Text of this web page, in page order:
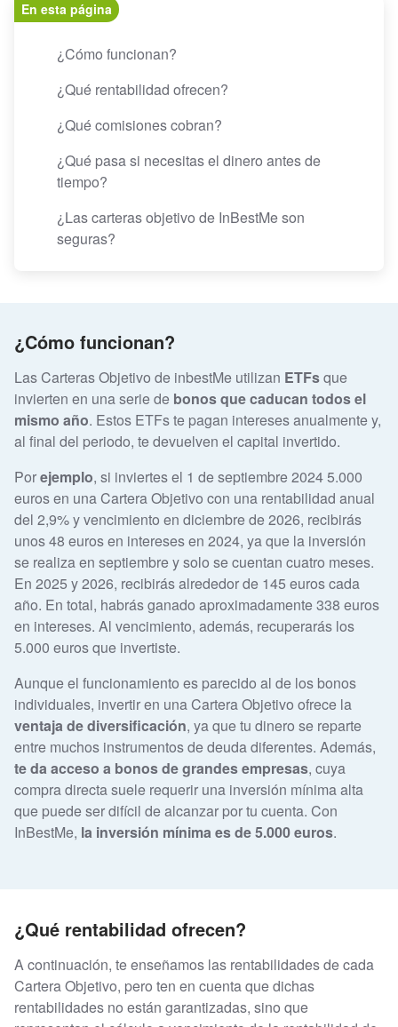
En esta página
¿Cómo funcionan?
¿Qué rentabilidad ofrecen?
¿Qué comisiones cobran?
¿Qué pasa si necesitas el dinero antes de
tiempo?
¿Las carteras objetivo de InBestMe son
seguras?
¿Cómo funcionan?
Las Carteras Objetivo de inbestMe utilizan ETFsque
invierten en una serie de bonos que caducan todos el
mismo año. Estos ETFs te pagan intereses anualmente y,
al final del periodo, te devuelven el capital invertido.
Porejemplo, si inviertes el 1 de septiembre 2024 5.000
euros en una Cartera Objetivo con una rentabilidad anual
del 2,9% y vencimiento en diciembre de 2026, recibirás
unos 48 euros en intereses en 2024, ya que la inversión
se realiza en septiembre y solo se cuentan cuatro meses.
En 2025 y 2026, recibirás alrededor de 145 euros cada
año. En total, habrás ganado aproximadamente 338 euros
en intereses. Al vencimiento, además, recuperarás los
5.000 euros que invertiste.
Aunque el funcionamiento es parecido al de los bonos
individuales, invertir en una Cartera Objetivo ofrece la
ventaja de diversificación, ya que tu dinero se reparte
entre muchos instrumentos de deuda diferentes. Además,
te da acceso a bonos de grandes empresas, cuya
compra directa suele requerir una inversión mínima alta
que puede ser difícil de alcanzar por tu cuenta. Con
InBestMe, la inversión mínima es de 5.000 euros.
¿Qué rentabilidad ofrecen?
A continuación, te enseñamos las rentabilidades de cada
Cartera Objetivo, pero ten en cuenta que dichas
rentabilidades no están garantizadas, sino que